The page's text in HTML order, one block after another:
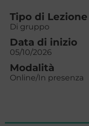
Tipo di Lezione
Di gruppo
Data di inizio
05/10/2026
Modalità
Online/In presenza